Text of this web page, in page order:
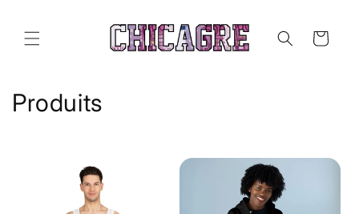
au
contenu
Panier
C
Produits